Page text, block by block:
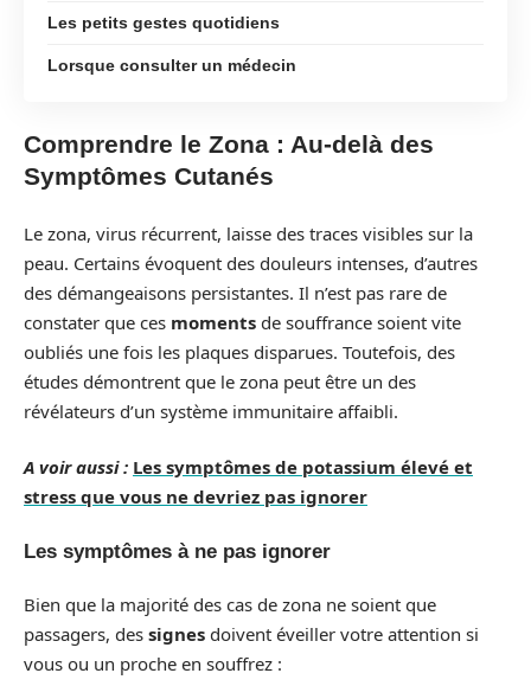
Les petits gestes quotidiens
Lorsque consulter un médecin
Comprendre le Zona : Au-delà des
Symptômes Cutanés
Le zona, virus récurrent, laisse des traces visibles sur la
peau. Certains évoquent des douleurs intenses, d’autres
des démangeaisons persistantes. Il n’est pas rare de
constater que ces moments de souffrance soient vite
oubliés une fois les plaques disparues. Toutefois, des
études démontrent que le zona peut être un des
révélateurs d’un système immunitaire affaibli.
A voir aussi : Les symptômes de potassium élevé et
stress que vous ne devriez pas ignorer
Les symptômes à ne pas ignorer
Bien que la majorité des cas de zona ne soient que
passagers, des signes doivent éveiller votre attention si
vous ou un proche en souffrez :